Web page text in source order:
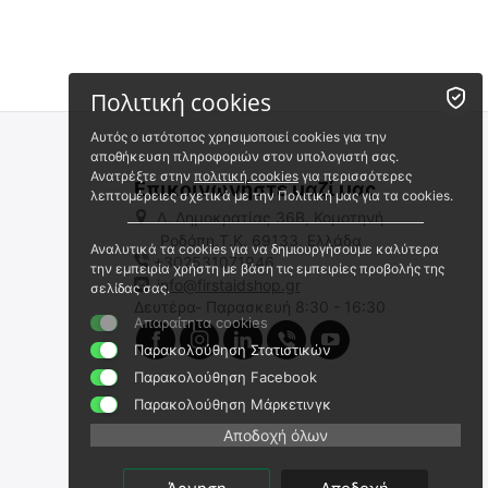
Swiss Eye Fog Stop Tactical
Άμεσα διαθέσιμο
Αποστολή σε 1 εως 3
εργάσιμες
(χωρίς ΦΠΑ)
ΘΗΚΗ ΓΙΑ ΓΥΑΛΙΑ MECHANIX
, VMC-05
9020173871
Άμεσα διαθέσιμο
Αποστολή εντός 24 ωρών
€24.90
€20.08(χωρίς ΦΠΑ)
Επικοινωνήστε μαζί μας
Λ. Δημοκρατίας 36Β, Κομοτηνή
Ροδόπη,Τ.Κ. 69133, Ελλάδα
+302531071946
info@firstaidshop.gr
Δευτέρα- Παρασκευή 8:30 - 16:30
Πολιτική cookies
Αυτός ο ιστότοπος χρησιμοποιεί cookies για την
αποθήκευση πληροφοριών στον υπολογιστή σας.
Ανατρέξτε στην πολιτική cookies για περισσότερες
λεπτομέρειες σχετικά με την Πολιτική μας για τα cookies.
Αναλυτικά τα cookies για να δημιουργήσουμε καλύτερα
την εμπειρία χρήστη με βάση τις εμπειρίες προβολής της
σελίδας σας.
Απαραίτητα cookies
Παρακολούθηση Στατιστικών
Παρακολούθηση Facebook
Παρακολούθηση Μάρκετινγκ
Αποδοχή όλων